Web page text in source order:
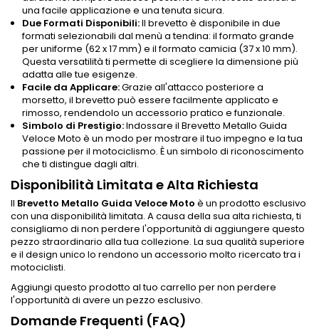
una facile applicazione e una tenuta sicura.
Due Formati Disponibili:Il brevetto è disponibile in due
formati selezionabili dal menù a tendina: il formato grande
per uniforme (62 x 17 mm) e il formato camicia (37 x 10 mm).
Questa versatilità ti permette di scegliere la dimensione più
adatta alle tue esigenze.
Facile da Applicare:Grazie all'attacco posteriore a
morsetto, il brevetto può essere facilmente applicato e
rimosso, rendendolo un accessorio pratico e funzionale.
Simbolo di Prestigio:Indossare il Brevetto Metallo Guida
Veloce Moto è un modo per mostrare il tuo impegno e la tua
passione per il motociclismo. È un simbolo di riconoscimento
che ti distingue dagli altri.
Disponibilità Limitata e Alta Richiesta
Il Brevetto Metallo Guida Veloce Moto è un prodotto esclusivo
con una disponibilità limitata. A causa della sua alta richiesta, ti
consigliamo di non perdere l'opportunità di aggiungere questo
pezzo straordinario alla tua collezione. La sua qualità superiore
e il design unico lo rendono un accessorio molto ricercato tra i
motociclisti.
Aggiungi questo prodotto al tuo carrello per non perdere
l'opportunità di avere un pezzo esclusivo.
Domande Frequenti (FAQ)